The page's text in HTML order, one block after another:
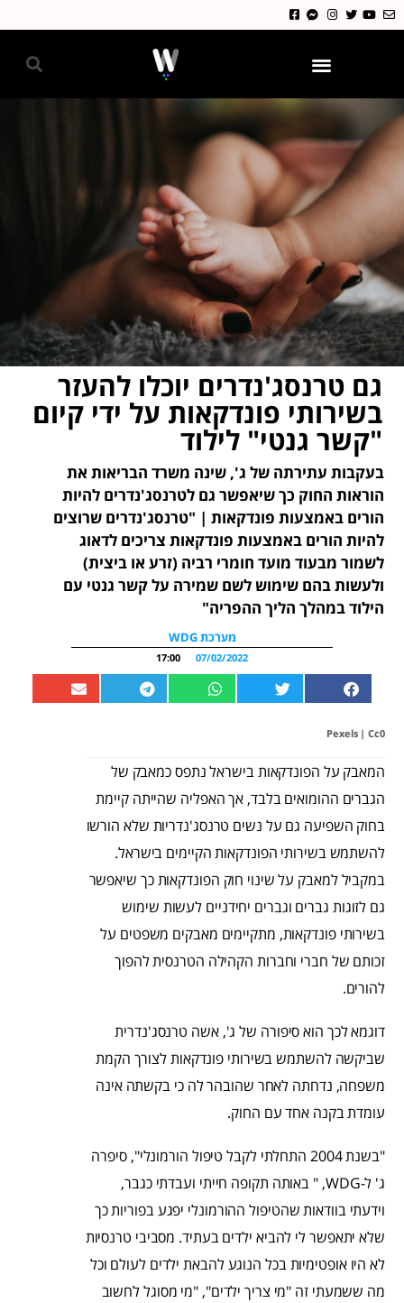
גם טרנסג'נדרים יוכלו להעזר
בשירותי פונדקאות על ידי קיום
"קשר גנטי" לילוד
בעקבות עתירתה של ג', שינה משרד הבריאות את
הוראות החוק כך שיאפשר גם לטרנסג'נדרים להיות
הורים באמצעות פונדקאות | "טרנסג'נדרים שרוצים
להיות הורים באמצעות פונדקאות צריכים לדאוג
לשמור מבעוד מועד חומרי רביה (זרע או ביצית)
ולעשות בהם שימוש לשם שמירה על קשר גנטי עם
הילוד במהלך הליך ההפריה"
מערכת WDG
07/02/2022
17:00
Pexels| Cc0
המאבק על הפונדקאות בישראל נתפס כמאבק של
הגברים ההומואים בלבד, אך האפליה שהייתה קיימת
בחוק השפיעה גם על נשים טרנסג'נדריות שלא הורשו
להשתמש בשירותי הפונדקאות הקיימים בישראל.
במקביל למאבק על שינוי חוק הפונדקאות כך שיאפשר
גם לזוגות גברים וגברים יחידניים לעשות שימוש
בשירותי פונדקאות, מתקיימים מאבקים משפטים על
זכותם של חברי וחברות הקהילה הטרנסית להפוך
להורים.
דוגמא לכך הוא סיפורה של ג', אשה טרנסג'נדרית
שביקשה להשתמש בשירותי פונדקאות לצורך הקמת
משפחה, נדחתה לאחר שהובהר לה כי בקשתה אינה
עומדת בקנה אחד עם החוק.
"בשנת 2004 התחלתי לקבל טיפול הורמונלי", סיפרה
ג' ל-WDG, " באותה תקופה חייתי ועבדתי כגבר,
וידעתי בוודאות שהטיפול ההורמונלי יפגע בפוריות כך
שלא יתאפשר לי להביא ילדים בעתיד. מסביבי טרנסיות
לא היו אופטימיות בכל הנוגע להבאת ילדים לעולם וכל
מה ששמעתי זה "מי צריך ילדים", "מי מסוגל לחשוב